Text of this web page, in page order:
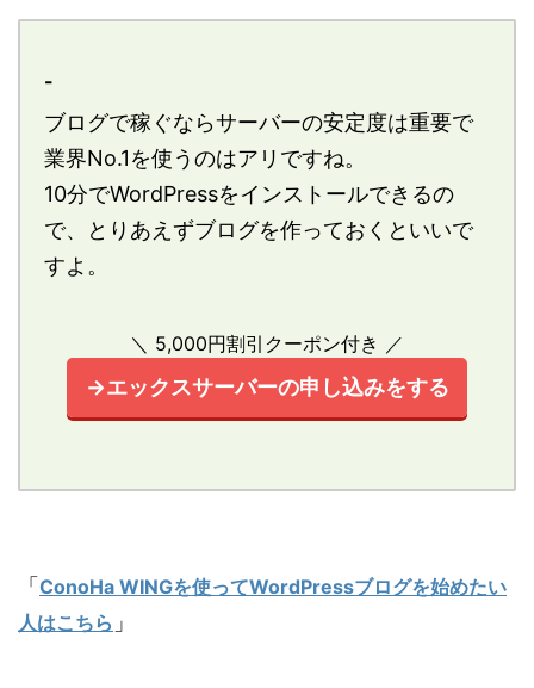
-
ブログで稼ぐならサーバーの安定度は重要で
業界No.1を使うのはアリですね。
10分でWordPressをインストールできるの
で、とりあえずブログを作っておくといいで
すよ。
＼ 5,000円割引クーポン付き ／
→エックスサーバーの申し込みをする
「 ConoHa WINGを使ってWordPressブログを始めたい
人はこちら 」